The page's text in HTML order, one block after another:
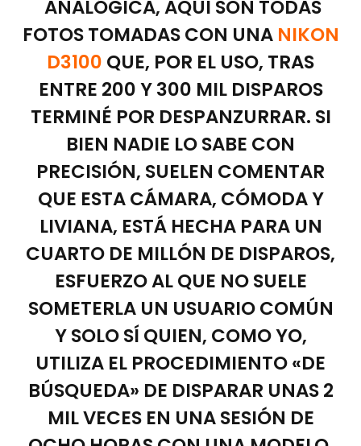
ANALÓGICA, AQUÍ SON TODAS
FOTOS TOMADAS CON UNA NIKON
D3100 QUE, POR EL USO, TRAS
ENTRE 200 Y 300 MIL DISPAROS
TERMINÉ POR DESPANZURRAR. SI
BIEN NADIE LO SABE CON
PRECISIÓN, SUELEN COMENTAR
QUE ESTA CÁMARA, CÓMODA Y
LIVIANA, ESTÁ HECHA PARA UN
CUARTO DE MILLÓN DE DISPAROS,
ESFUERZO AL QUE NO SUELE
SOMETERLA UN USUARIO COMÚN
Y SOLO SÍ QUIEN, COMO YO,
UTILIZA EL PROCEDIMIENTO «DE
BÚSQUEDA» DE DISPARAR UNAS 2
MIL VECES EN UNA SESIÓN DE